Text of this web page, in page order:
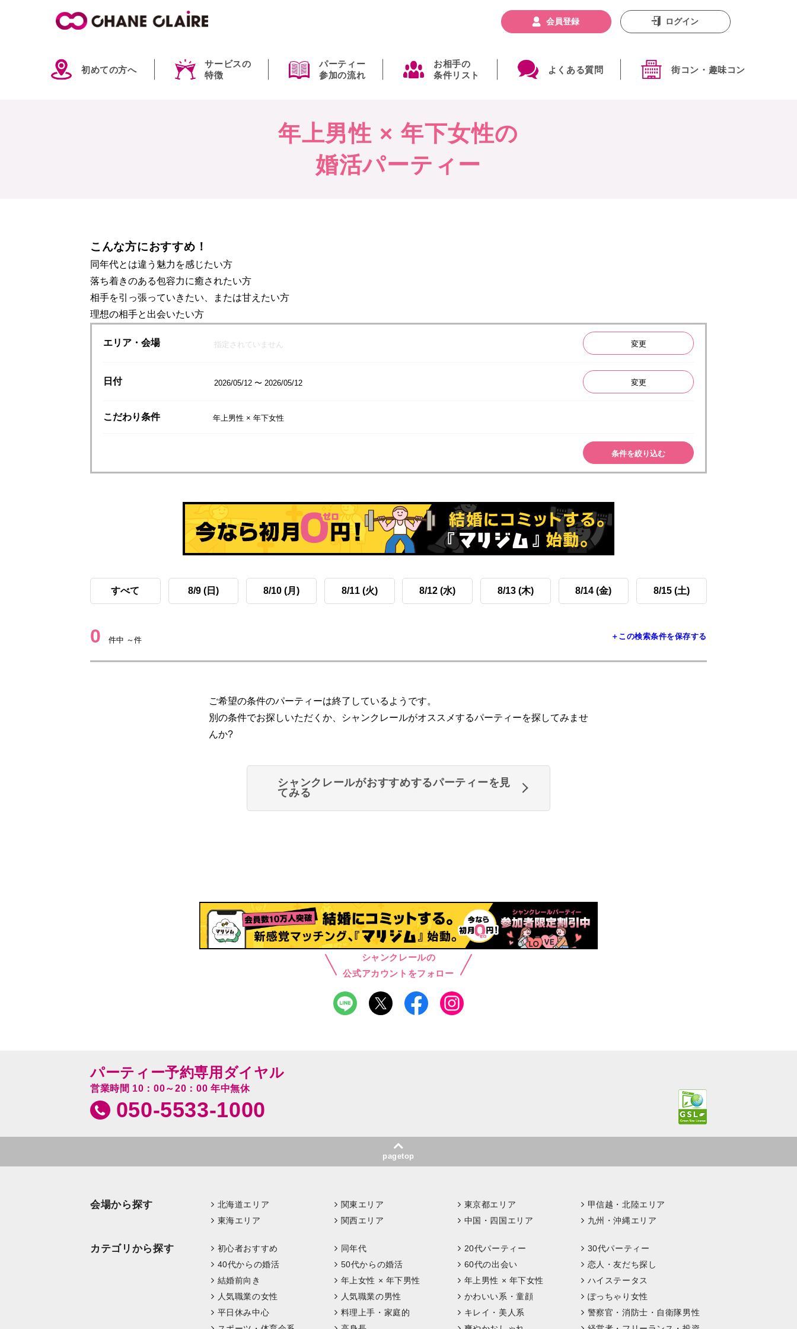
初めての方へ
サービスの
特徴
パーティー
参加の流れ
お相手の
条件リスト
よくある質問 街コン・趣味コン
会員登録 ログイン
年上男性 × 年下女性の
婚活パーティー
こんな方におすすめ！
同年代とは違う魅力を感じたい方
落ち着きのある包容力に癒されたい方
相手を引っ張っていきたい、または甘えたい方
理想の相手と出会いたい方
エリア・会場 指定されていません 変更
日付 2026/05/12 〜 2026/05/12 変更
こだわり条件 年上男性 × 年下女性
条件を絞り込む
すべて 8/9 (日) 8/10 (月) 8/11 (火) 8/12 (水) 8/13 (木) 8/14 (金) 8/15 (土)
0 件中 ～件 ＋この検索条件を保存する
ご希望の条件のパーティーは終了しているようです。
別の条件でお探しいただくか、シャンクレールがオススメするパーティーを探してみませ
んか?
シャンクレールがおすすめするパーティーを見
てみる
シャンクレールの
公式アカウントをフォロー
パーティー予約専用ダイヤル
営業時間 10：00～20：00 年中無休
050-5533-1000
pagetop
会場から探す 北海道エリア 関東エリア 東京都エリア
甲信越・北陸エリア
東海エリア
関西エリア 中国・四国エリア 九州・沖縄エリア
カテゴリから探す 初心者おすすめ 同年代 20代パーティー
30代パーティー
40代からの婚活
50代からの婚活 60代の出会い
恋人・友だち探し
結婚前向き
年上女性 × 年下男性 年上男性 × 年下女性
ハイステータス
人気職業の女性
人気職業の男性 かわいい系・童顔
ぽっちゃり女性
平日休み中心
料理上手・家庭的 キレイ・美人系
警察官・消防士・自衛隊男性